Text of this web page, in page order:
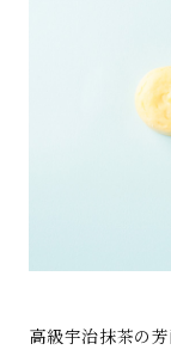
高級宇治抹茶の